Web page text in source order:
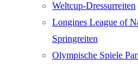
Weltcup-Dressurreiten
Longines League of
Springreiten
Olympische Spiele